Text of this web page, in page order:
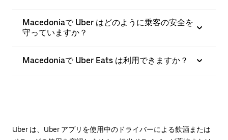
Macedoniaで Uber はどのように乗客の安全を
守っていますか？
Macedoniaで Uber Eats は利用できますか？
Uber は、Uber アプリを使用中のドライバーによる飲酒または